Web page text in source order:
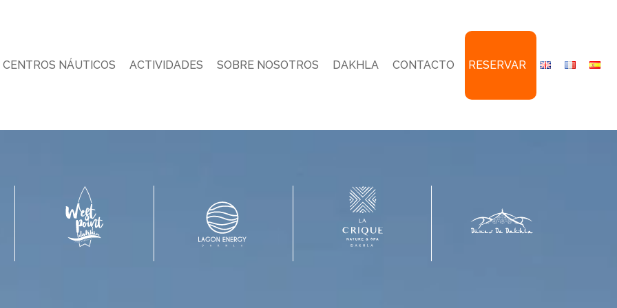
CENTROS NÁUTICOS ACTIVIDADES SOBRE NOSOTROS DAKHLA CONTACTO RESERVAR